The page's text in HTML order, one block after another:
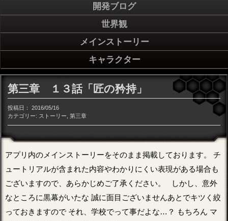
開発ブログ
世界観
メインストーリー
キャラクター
第三章 １３話「匠の矜持」
投稿日：
2016/05/16
カテゴリー: ストーリー 第三章
アプリ内のメインストーリーをそのまま掲載しております。 チ
ュートリアルが含まれた内容やわかりにくい表現がある場合も
ございますので、あらかじめご了承ください。 しかし、意外
なところに黒幕がいたな 誠に面目ございませんあとでキツく絞
っておきますので それ、学校でって事だよな…？ もちろん マ